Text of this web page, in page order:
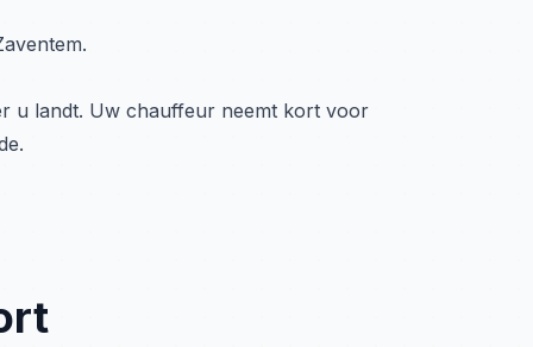
u landt. Uw chauffeur neemt kort voor